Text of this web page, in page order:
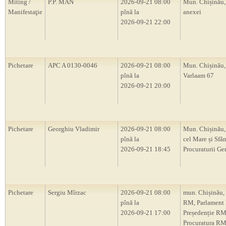
Miting /
Manifestaţie
P.P. MAN
2026-09-21 08:00
pînă la
2026-09-21 22:00
Mun.
anexei
Pichetare APC A 0130-0046
2026-09-21 08:00
pînă la
2026-09-21 20:00
Mun. Chișinău,
Varlaam 67
Pichetare Georghiu Vladimir
2026-09-21 08:00
pînă la
2026-09-21 18:45
Mun.
cel Mare și
Procuraturii
Pichetare Sergiu Mîrzac
2026-09-21 08:00
pînă la
2026-09-21 17:00
mun. Chișinău,
RM, Parlament
Președenție
Procuratura